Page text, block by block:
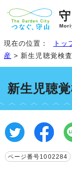
現在の位置： トッ
産 > 新生児聴覚検査
新生児聴
ページ番号1002284